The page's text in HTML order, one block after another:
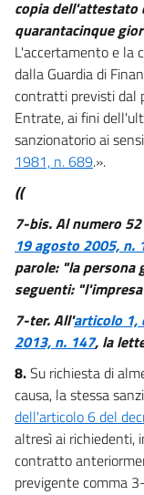
copia dell'attestato
quarantacinque
L'accertamento e la
dalla Guardia di
contratti previsti dal
Entrate, ai fini
sanzionatorio ai
1981, n. 689.».
((
7-bis.Al numero
19 agosto 2005, n.
parole: "la persona
seguenti:
7-ter. All'articolo 1,
2013, n. 147, la
8.Su richiesta di
causa, la stessa
dell'articolo 6 del
altresì ai richiedenti,
contratto
previgente comma